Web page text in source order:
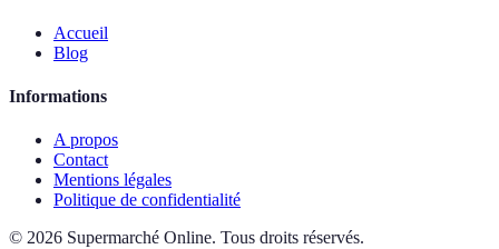
Accueil
Blog
Informations
A propos
Contact
Mentions légales
Politique de confidentialité
© 2026 Supermarché Online. Tous droits réservés.